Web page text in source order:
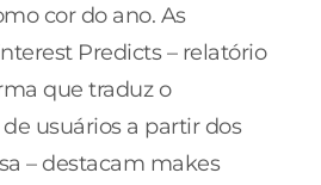
cor do ano. As
Predicts – relatório
que traduz o
usuários a partir dos
– destacam makes